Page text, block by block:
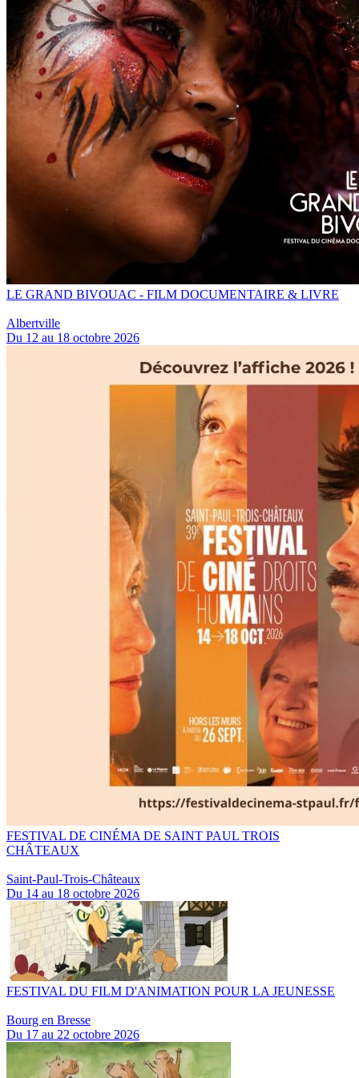
LE GRAND BIVOUAC - FILM DOCUMENTAIRE & LIVRE
Albertville
Du 12 au 18 octobre 2026
FESTIVAL DE CINÉMA DE SAINT PAUL TROIS
CHÂTEAUX
Saint-Paul-Trois-Châteaux
Du 14 au 18 octobre 2026
FESTIVAL DU FILM D'ANIMATION POUR LA JEUNESSE
Bourg en Bresse
Du 17 au 22 octobre 2026